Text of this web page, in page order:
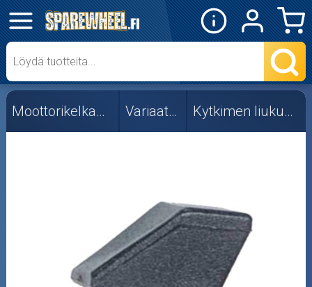
✕
Mopon osat
Skootterin osat
Crossipyörän osat
Moottorikelkan osat
Mopoauton osat
Mönkijän osat
Moottorikelkan osat Variaattorit Kytkimen liukunastat